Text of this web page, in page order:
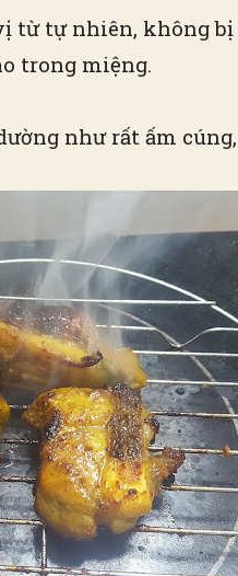
từ tự nhiên, không
trong miệng.
như rất ấm